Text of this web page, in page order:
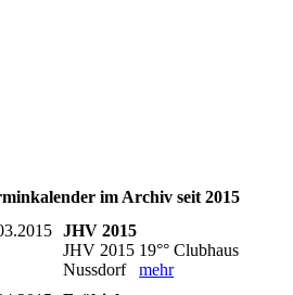
im Archiv seit 2015
JHV 2015
JHV 2015 19°° Clubhaus
Nussdorfmehr